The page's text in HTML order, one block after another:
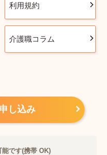
利用規約
介護職コラム
し込み
能です(携帯 OK)